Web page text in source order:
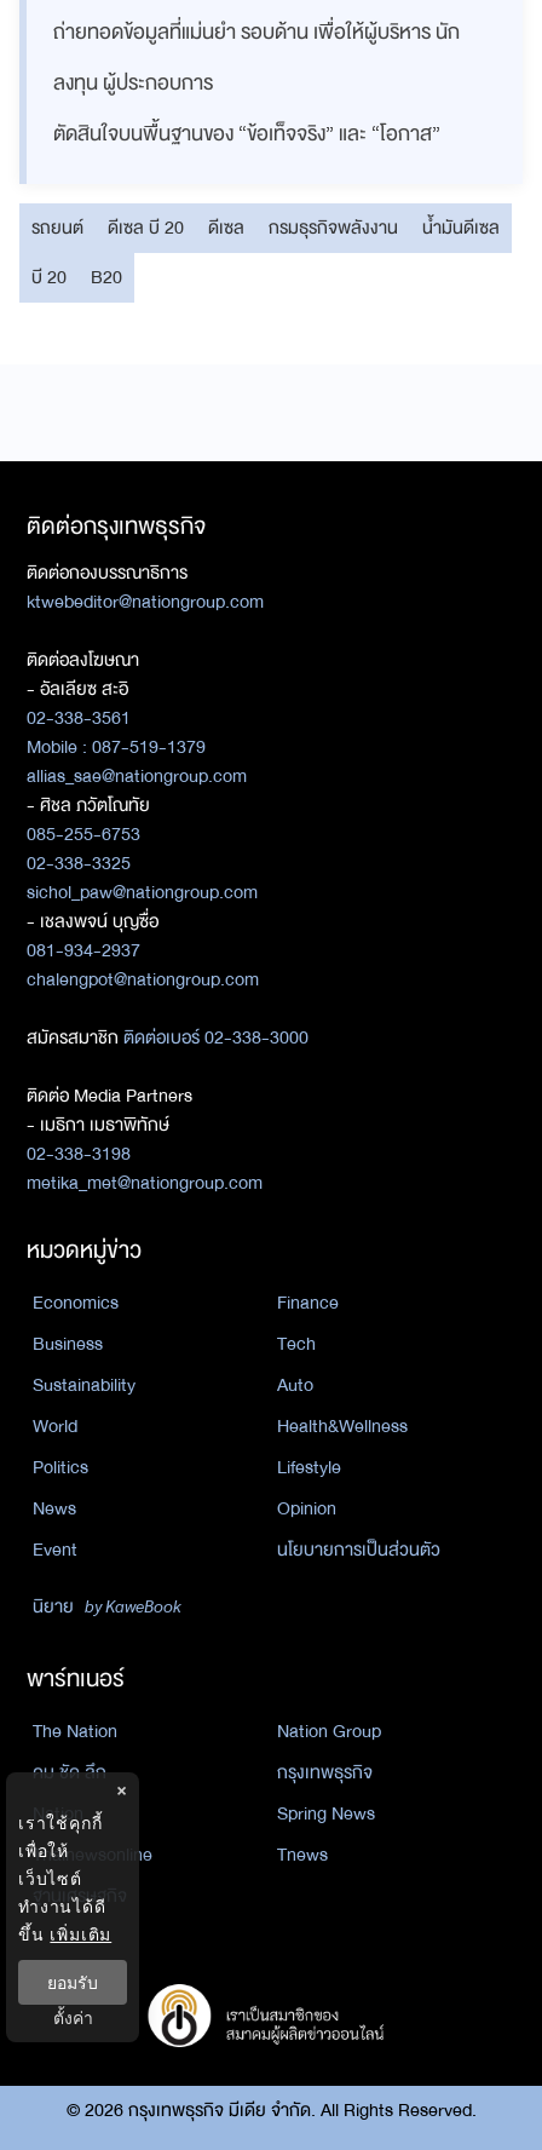
ถ่ายทอดข้อมูลที่แม่นยำ รอบด้าน เพื่อให้ผู้บริหาร นัก
ลงทุน ผู้ประกอบการ
ตัดสินใจบนพื้นฐานของ “ข้อเท็จจริง” และ “โอกาส”
รถยนต์ ดีเซล บี 20 ดีเซล กรมธุรกิจพลังงาน
น้ำมันดีเซล
บี 20
B20
ติดต่อกรุงเทพธุรกิจ
ติดต่อกองบรรณาธิการ
ktwebeditor@nationgroup.com
ติดต่อลงโฆษณา
- อัลเลียซ สะอิ
02-338-3561
Mobile : 087-519-1379
allias_sae@nationgroup.com
- ศิชล ภวัตโณทัย
085-255-6753
02-338-3325
sichol_paw@nationgroup.com
- เชลงพจน์ บุญซื่อ
081-934-2937
chalengpot@nationgroup.com
สมัครสมาชิกติดต่อเบอร์ 02-338-3000
ติดต่อ Media Partners
- เมธิกา เมธาพิทักษ์
02-338-3198
metika_met@nationgroup.com
หมวดหมู่ข่าว
Economics
Finance
Business
Tech
Sustainability
Auto
World
Health&Wellness
Politics
Lifestyle
News
Opinion
Event
นโยบายการเป็นส่วนตัว
นิยาย by KaweBook
พาร์ทเนอร์
The Nation
Nation Group
คม ชัด ลึก
กรุงเทพธุรกิจ
Nation
Spring News
Thainewsonline
Tnews
ฐานเศรษฐกิจ
©2026กรุงเทพธุรกิจ มีเดีย จำกัด. All Rights Reserved.
×
เราใช้คุกกี้
เพื่อให้
เว็บไซต์
ทำงานได้ดี
ขึ้น เพิ่มเติม
ยอมรับ
ตั้งค่า